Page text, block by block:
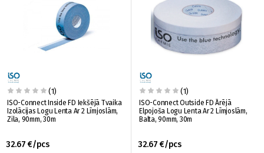
(1)
ISO-Connect Inside FD Iekšējā Tvaika
Izolācijas Logu Lenta Ar 2 Līmjoslām,
Zila, 90mm, 30m
32.67 €/pcs
(1)
ISO-Connect Outside FD Ārējā
Elpojoša Logu Lenta Ar 2 Līmjoslām,
Balta, 90mm, 30m
32.67 €/pcs